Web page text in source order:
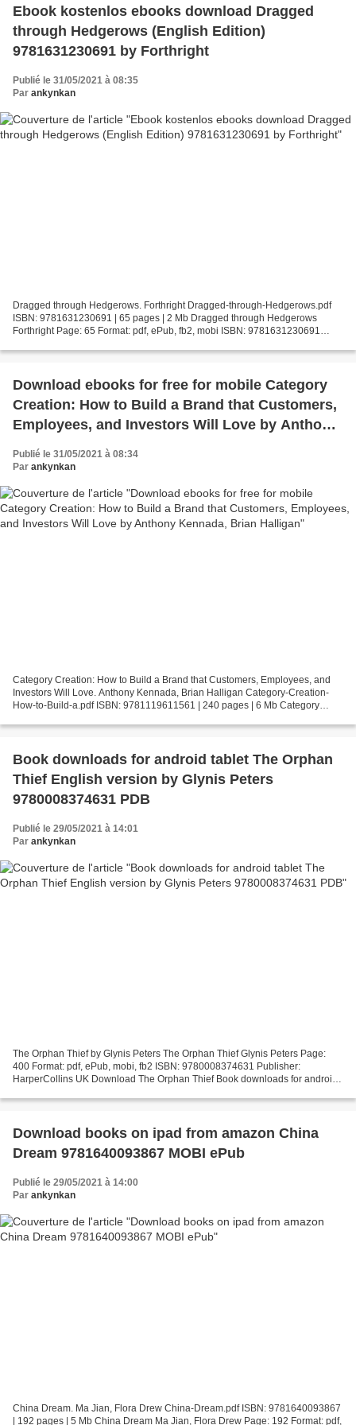
Ebook kostenlos ebooks download Dragged
through Hedgerows (English Edition)
9781631230691 by Forthright
Publié le 31/05/2021 à 08:35
Par ankynkan
Dragged through Hedgerows. Forthright Dragged-through-Hedgerows.pdf
ISBN: 9781631230691 | 65 pages | 2 Mb Dragged through Hedgerows
Forthright Page: 65 Format: pdf, ePub, fb2, mobi ISBN: 9781631230691
Download ebooks for free for mobile Category
Creation: How to Build a Brand that Customers,
Employees, and Investors Will Love by Anthony
Kennada, Brian Halligan
Publié le 31/05/2021 à 08:34
Par ankynkan
Category Creation: How to Build a Brand that Customers, Employees, and
Investors Will Love. Anthony Kennada, Brian Halligan Category-Creation-
How-to-Build-a.pdf ISBN: 9781119611561 | 240 pages | 6 Mb Category
Book downloads for android tablet The Orphan
Thief English version by Glynis Peters
9780008374631 PDB
Publié le 29/05/2021 à 14:01
Par ankynkan
The Orphan Thief by Glynis Peters The Orphan Thief Glynis Peters Page:
400 Format: pdf, ePub, mobi, fb2 ISBN: 9780008374631 Publisher:
HarperCollins UK Download The Orphan Thief Book downloads for android
Download books on ipad from amazon China
Dream 9781640093867 MOBI ePub
Publié le 29/05/2021 à 14:00
Par ankynkan
China Dream. Ma Jian, Flora Drew China-Dream.pdf ISBN: 9781640093867
| 192 pages | 5 Mb China Dream Ma Jian, Flora Drew Page: 192 Format: pdf,